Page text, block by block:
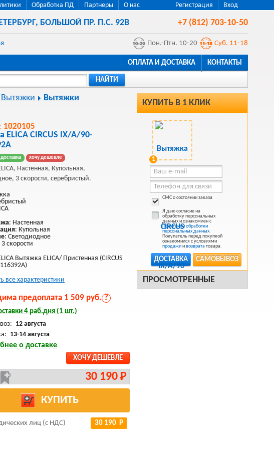
Регистрация Вход
Обработка ПД Партнеры
О нас
, БОЛЬШОЙ ПР. П.С. 92В +7 (812) 703-10-50
Пон.-Птн. 10-20 Суб. 11-18
ОПЛАТА И ДОСТАВКА КОНТАКТЫ
НАЙТИ
КУПИТЬ В 1 КЛИК
1
СМС о состоянии заказа
Я даю согласие на
обработку персональных
данных и ознакомлен с
Политикой обработки
персональных данных.
Покупатель перед покупкой
ознакомился с условиями
продажиивозврататовара.
САМОВЫВОЗ
ДОСТАВКА
ПРОСМОТРЕННЫЕ
Вытяжки
Вытяжки
1020105
ELICA CIRCUS IX/A/90-
хочу дешевле
Настенная, Купольная,
3 скорости, серебристый.
: Настенная
: Купольная
: Светодиодное
3 скорости
Вытяжка ELICA/ Пристенная (CIRCUS
все характеристики
предоплата 1 509 руб. ?
4 раб.дня (1 шт.)
12 августа
13-14 августа
о доставке
ХОЧУ ДЕШЕВЛЕ
30 190 Р
КУПИТЬ
лиц (с НДС) 30 190 Р